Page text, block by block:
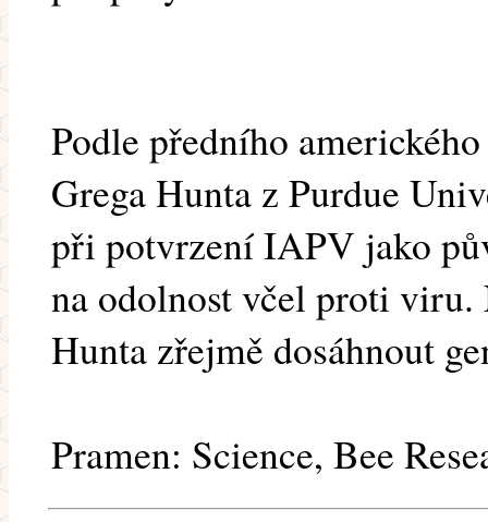
Podle předního
Grega Hunta z Purdue
při potvrzení IAPV jako
na odolnost včel proti viru.
Hunta zřejmě dosáhnout
Pramen: Science, Bee